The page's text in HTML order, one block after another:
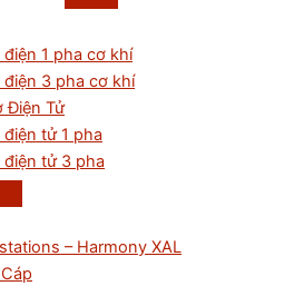
1 pha cơ khí
3 pha cơ khí
Điện Tử
tử 1 pha
tử 3 pha
– Harmony XAL